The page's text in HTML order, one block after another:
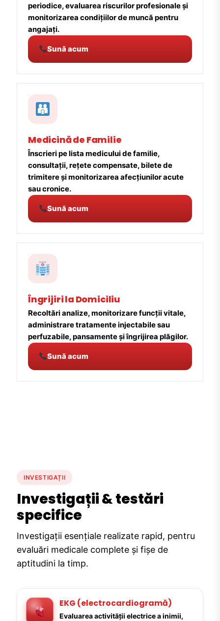
periodice, evaluarea riscurilor profesionale și
monitorizarea condițiilor de muncă pentru
angajați.
Sună acum
Medicină de Familie
Înscrieri pe lista medicului de familie,
consultații, rețete compensate, bilete de
trimitere și monitorizarea afecțiunilor acute
sau cronice.
Sună acum
Îngrijiri la Domiciliu
Recoltări analize, monitorizare funcții vitale,
administrare tratamente injectabile sau
perfuzabile, pansamente și îngrijirea plăgilor.
Sună acum
INVESTIGAȚII
Investigații & testări
specifice
Investigații esențiale realizate rapid, pentru
evaluări medicale complete și fișe de
aptitudini la timp.
EKG (electrocardiogramă)
Evaluarea activității electrice a inimii,